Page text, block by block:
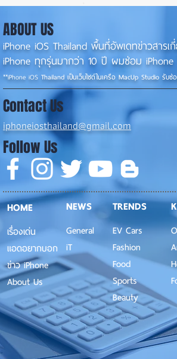
น่าใช้กว่าเดิม หลายแอปรองรับ
แนวนอนเต็มรูปแบบ! 📱✨
ABOUT US
iPhone iOS Thailand พื้นที่อัพเดทข่าวสาร
iPhone ทุกรุ่นมากว่า 10 ปี ผมซ่อม
**iPhone iOS Thailand เป็นเว็บไซต์ในเครือ MacUp Studio รั
Contact Us
iphoneiosthailand@gmail.com
Follow Us
HOME
เรื่องเด่น
แอดอยากบอก
ข่าว iPhone
About Us
NEWS
General
iT
TRENDS
EV Cars
Fashion
Food
Sports
Beauty